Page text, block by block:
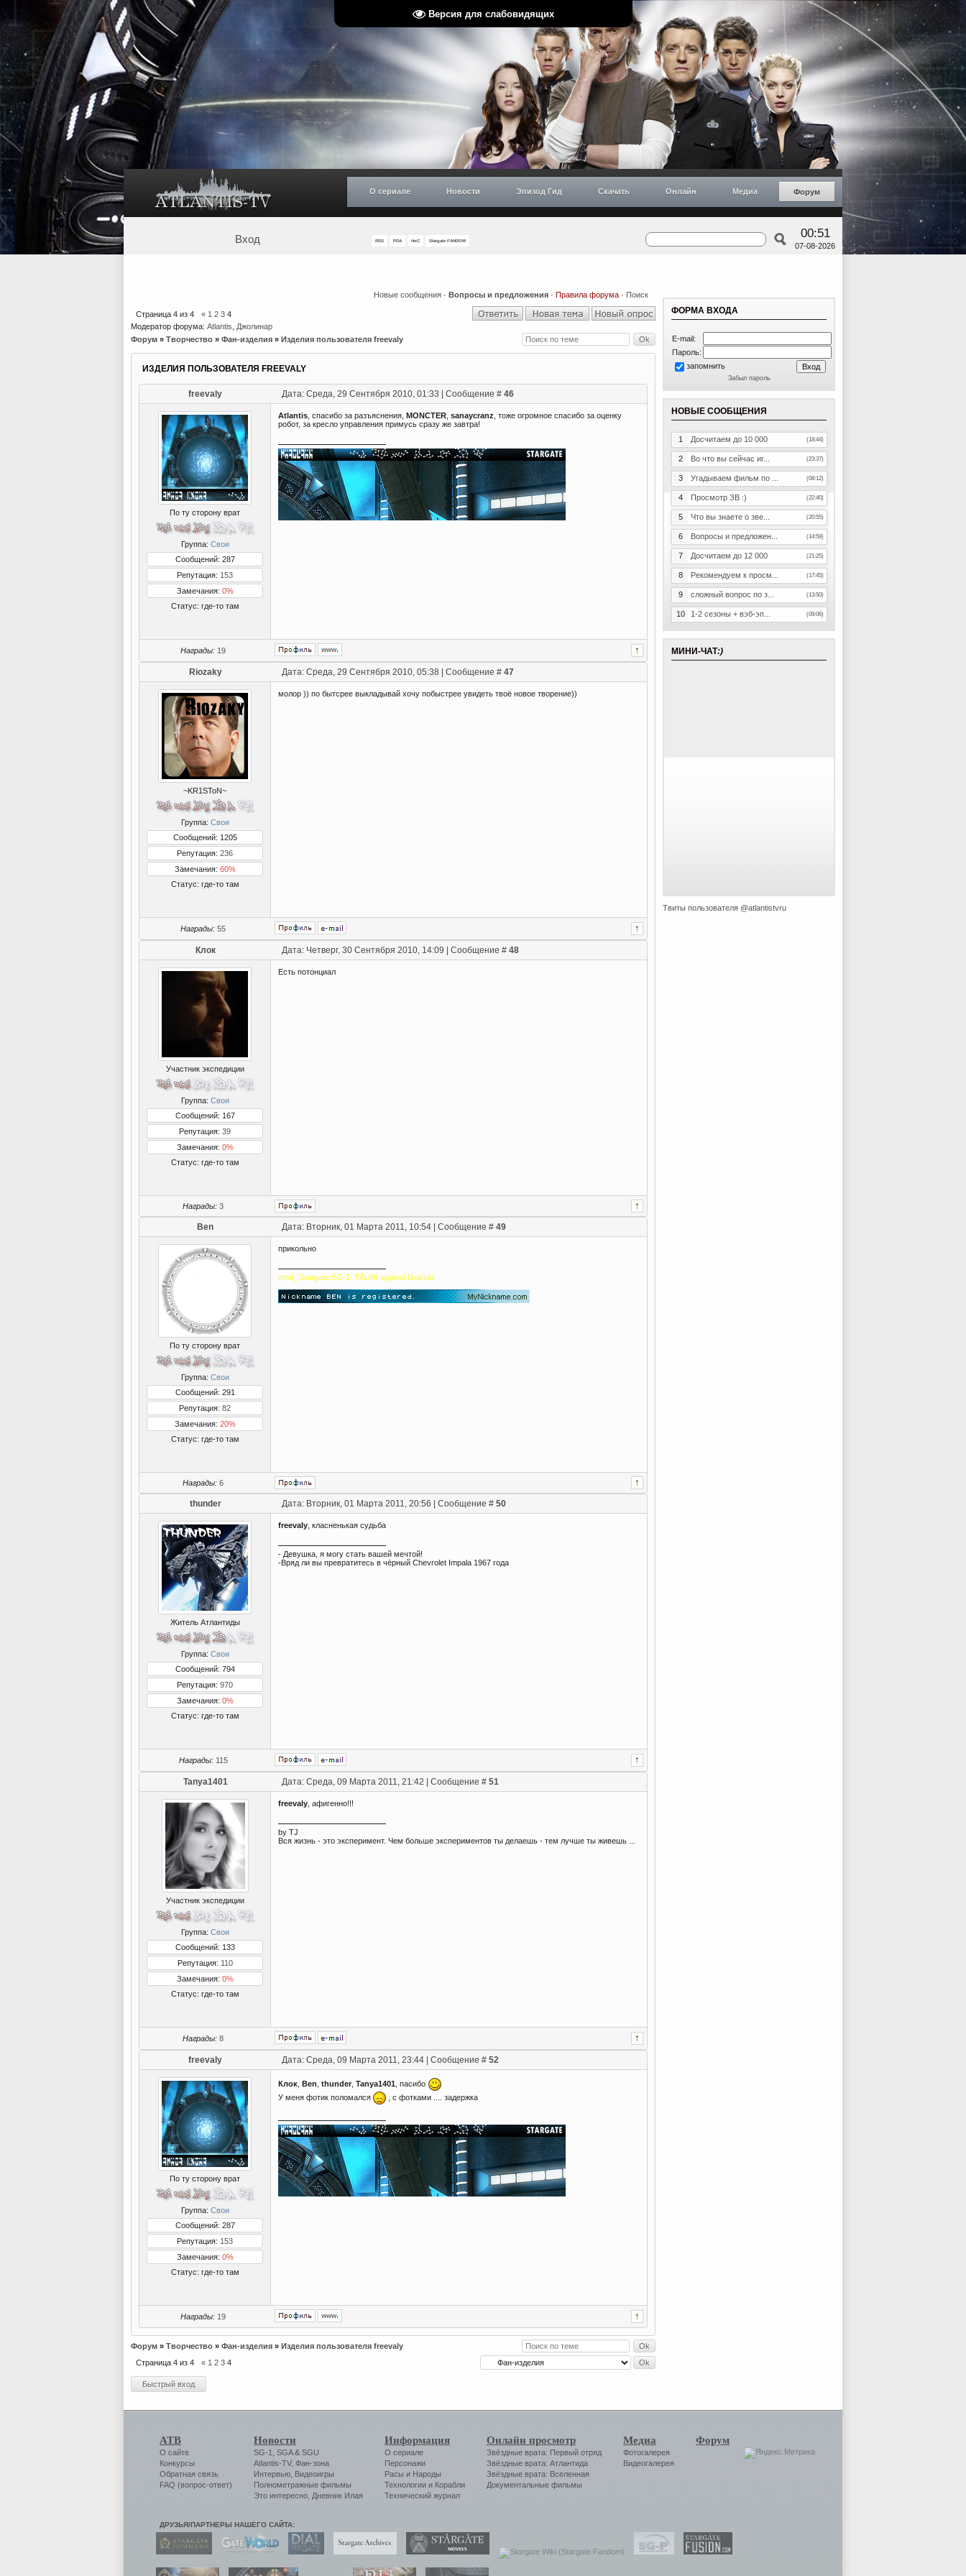
Версия для слабовидящих
О сериале Новости Эпизод Гид Скачать Онлайн Медиа Форум
Вход RSS PDA НиС Stargate FANDOM
00:51
07-08-2026
Новые сообщения · Вопросы и предложения · Правила форума · Поиск
Страница 4 из 4 « 1 2 3 4
Модератор форума: Atlantis
Джолинар
Форум » Творчество » Фан-изделия » Изделия пользователя freevaly
ИЗДЕЛИЯ ПОЛЬЗОВАТЕЛЯ FREEVALY
freevaly Дата: Среда, 29 Сентября 2010, 01:33 | Сообщение # 46
По ту сторону врат
Группа: Свои
Сообщений: 287
Репутация: 153
Замечания: 0%
Статус: где-то там
Atlantis , спасибо за разъяснения, MONCTER sanaycranz , тоже огромное спасибо за оценку
робот, за кресло управления примусь сразу же завтра!
Награды: 19
Riozaky Дата: Среда, 29 Сентября 2010, 05:38 | Сообщение # 47
~KR1SToN~
Группа: Свои
Сообщений: 1205
Репутация: 236
Замечания: 60%
Статус: где-то там
молор )) по бытсрее выкладывай хочу побыстрее увидеть твоё новое творение))
Награды: 55
Клок Дата: Четверг, 30 Сентября 2010, 14:09 | Сообщение # 48
Участник экспедиции
Группа: Свои
Сообщений: 167
Репутация: 39
Замечания: 0%
Статус: где-то там
Есть потонциал
Награды: 3
Ben Дата: Вторник, 01 Марта 2011, 10:54 | Сообщение # 49
По ту сторону врат
Группа: Свои
Сообщений: 291
Репутация: 82
Замечания: 20%
Статус: где-то там
прикольно
mod_ Stargate SG-1: TÅURI against Goa'uld
Награды: 6
thunder Дата: Вторник, 01 Марта 2011, 20:56 | Сообщение # 50
Житель Атлантиды
Группа: Свои
Сообщений: 794
Репутация: 970
Замечания: 0%
Статус: где-то там
freevaly , класненькая судьба
- Девушка, я могу стать вашей мечтой!
-Вряд ли вы превратитесь в чёрный Chevrolet Impala 1967 года
Награды: 115
Tanya1401 Дата: Среда, 09 Марта 2011, 21:42 | Сообщение # 51
Участник экспедиции
Группа: Свои
Сообщений: 133
Репутация: 110
Замечания: 0%
Статус: где-то там
freevaly , афигенно!!!
by TJ
Вся жизнь - это эксперимент. Чем больше экспериментов ты делаешь - тем лучше ты живешь ...
Награды: 8
freevaly Дата: Среда, 09 Марта 2011, 23:44 | Сообщение # 52
По ту сторону врат
Группа: Свои
Сообщений: 287
Репутация: 153
Замечания: 0%
Статус: где-то там
Клок Ben thunder Tanya1401 , пасибо
У меня фотик поломался
, с фотками .... задержка
Награды: 19
Форум » Творчество » Фан-изделия » Изделия пользователя freevaly
Страница 4 из 4 « 1 2 3 4
ФОРМА ВХОДА
E-mail:
Пароль:
запомнить
Забыл пароль
НОВЫЕ СООБЩЕНИЯ
1 Досчитаем до 10 000 (18:44)
2 Во что вы сейчас иг... (23:37)
3 Угадываем фильм по ... (08:12)
4 Просмотр ЗВ :) (22:40)
5 Что вы знаете о зве... (20:55)
6 Вопросы и предложен... (14:59)
7 Досчитаем до 12 000 (21:25)
8 Рекомендуем к просм... (17:45)
9 сложный вопрос по з... (13:50)
10 1-2 сезоны + вэб-эп... (09:06)
МИНИ-ЧАТ:)
Твиты пользователя @atlantistvru
АТВ
О сайте
Конкурсы
Обратная связь
FAQ (вопрос-ответ)
Новости
SG-1 SGA& SGU
Atlantis-TV, Фан-зона
Интервью Видеоигры
Полнометражные фильмы
Это интересно Дневник Илая
Информация
О сериале
Персонажи
Расы и Народы
Технологии и Корабли
Технический журнал
Онлайн просмотр
Звёздные врата: Первый отряд
Звёздные врата: Атлантида
Звёздные врата: Вселенная
Документальные фильмы
Медиа
Фотогалерея
Видеогалерея
Форум
ДРУЗЬЯ/ПАРТНЕРЫ НАШЕГО САЙТА: